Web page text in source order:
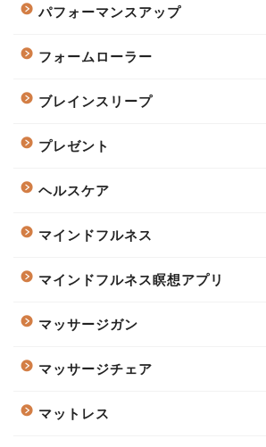
パフォーマンスアップ
フォームローラー
ブレインスリープ
プレゼント
ヘルスケア
マインドフルネス
マインドフルネス瞑想アプリ
マッサージガン
マッサージチェア
マットレス